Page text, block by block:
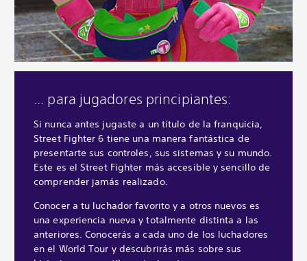
... para jugadores principiantes:
Si nunca antes jugaste a un título de la franquicia,
Street Fighter 6 tiene una manera fantástica de
presentarte sus controles, sus sistemas y su mundo.
Este es el Street Fighter más accesible y sencillo de
comprender jamás realizado.
Conocer a tu luchador favorito y a otros nuevos es
una experiencia nueva y totalmente distinta a las
anteriores. Conocerás a cada uno de los luchadores
en el World Tour y descubrirás más sobre sus